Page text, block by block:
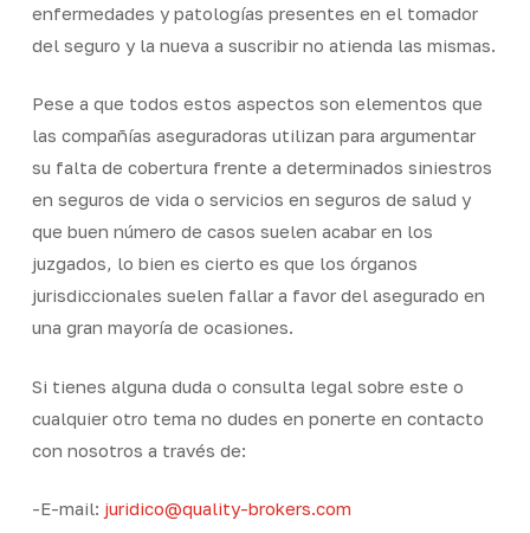
enfermedades y patologías presentes en el tomador
del seguro y la nueva a suscribir no atienda las mismas.
Pese a que todos estos aspectos son elementos que
las compañías aseguradoras utilizan para argumentar
su falta de cobertura frente a determinados siniestros
en seguros de vida o servicios en seguros de salud y
que buen número de casos suelen acabar en los
juzgados, lo bien es cierto es que los órganos
jurisdiccionales suelen fallar a favor del asegurado en
una gran mayoría de ocasiones.
Si tienes alguna duda o consulta legal sobre este o
cualquier otro tema no dudes en ponerte en contacto
con nosotros a través de:
-E-mail: juridico@quality-brokers.com